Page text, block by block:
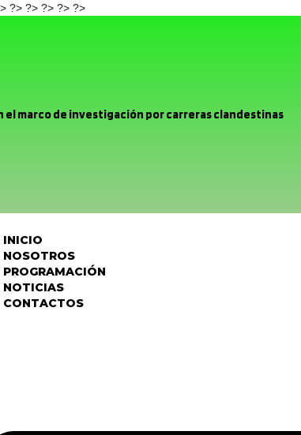
?> ?> ?> ?> ?>
el marco de investigación por carreras clandestinas
se volcó a las calles para conmemorar el
de La Troya valoran avances en tramitación para
alcantarillado
INICIO
NOSOTROS
PROGRAMACIÓN
NOTICIAS
CONTACTOS